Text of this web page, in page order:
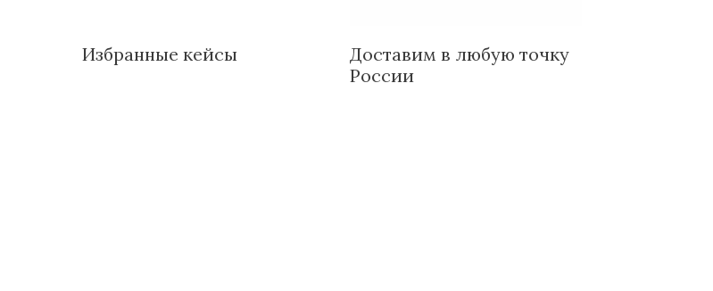
Избранные кейсы
Доставим в любую точку
России